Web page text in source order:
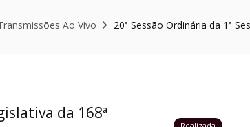
Ao Vivo 20ª Sessão Ordinária da 1ª
da 168ª